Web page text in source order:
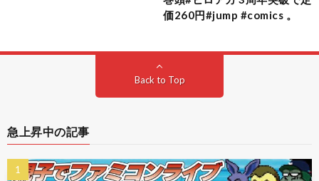
価260円#jump #comics 。
Back to Top
急上昇中の記事